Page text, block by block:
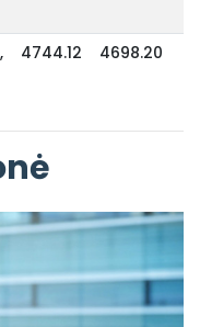
4744.12 4698.20